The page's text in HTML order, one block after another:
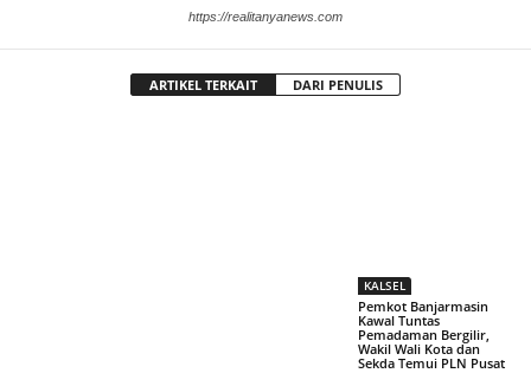
https://realitanyanews.com
ARTIKEL TERKAIT DARI PENULIS
KALSEL
Pemkot Banjarmasin
Kawal Tuntas
Pemadaman Bergilir,
Wakil Wali Kota dan
Sekda Temui PLN Pusat